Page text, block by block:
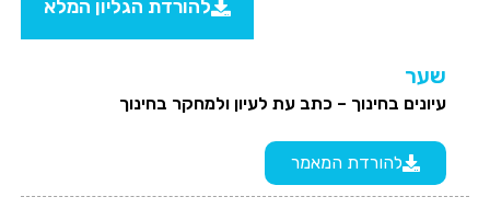
להורדת הגליון המלא
שער
עיונים בחינוך – כתב עת לעיון ולמחקר בחינוך
להורדת המאמר